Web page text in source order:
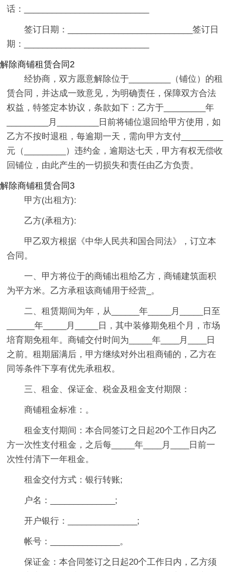
话：___________________________
签订日期：___________________________签订日
期：___________________________
解除商铺租赁合同2
经协商，双方愿意解除位于_________（铺位）的租
赁合同，并达成一致意见，为明确责任，保障双方合法
权益，特签定本协议，条款如下：乙方于_________年
_________月_________日前将铺位退回给甲方使用，如
乙方不按时退租，每逾期一天，需向甲方支付_________
元（_________）违约金，逾期达七天，甲方有权无偿收
回铺位，由此产生的一切损失和责任由乙方负责。
解除商铺租赁合同3
甲方(出租方):
乙方(承租方):
甲乙双方根据《中华人民共和国合同法》，订立本
合同。
一、甲方将位于的商铺出租给乙方，商铺建筑面积
为平方米。乙方承租该商铺用于经营_。
二、租赁期间为年，从______年_____月_____日至
______年_____月_____日，其中装修期免租个月，市场
培育期免租年。商铺交付时间为_____年____月____日
之前。租期届满后，甲方继续对外出租商铺的，乙方在
同等条件下享有优先承租权。
三、租金、保证金、税金及租金支付期限：
商铺租金标准：。
租金支付期间：本合同签订之日起20个工作日内乙
方一次性支付租金，之后每_____年____月____日前一
次性付清下一年租金。
租金交付方式：银行转账;
户名：______________;
开户银行：_______________;
帐号：_______________。
保证金：本合同签订之日起20个工作日内，乙方须